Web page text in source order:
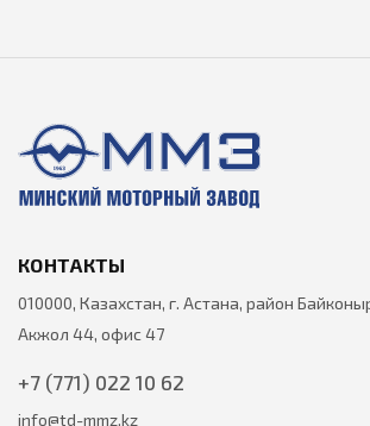
КОНТАКТЫ
010000, Казахстан, г. Астана, район
Акжол 44, офис 47
+7 (771) 022 10 62
info@td-mmz.kz